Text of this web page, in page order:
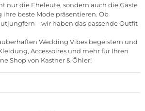
nur die Eheleute, sondern auch die Gäste
ihre beste Mode präsentieren. Ob
– wir haben das passende Outfit
Wedding Vibes begeistern und
Accessoires und mehr für Ihren
Shop von Kastner & Öhler!